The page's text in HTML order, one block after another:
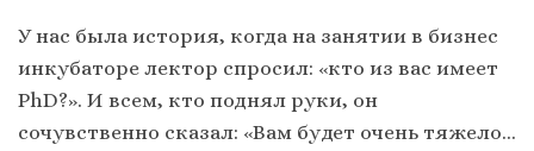
У нас была история, когда на занятии в бизнес
инкубаторе лектор спросил: «кто из вас имеет
PhD?». И всем, кто поднял руки, он
сочувственно сказал: «Вам будет очень тяжело…